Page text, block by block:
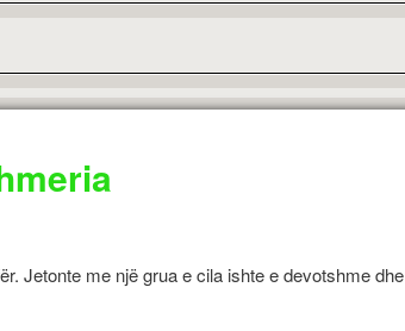
Jetonte me një grua e cila ishte e devotshme dhe